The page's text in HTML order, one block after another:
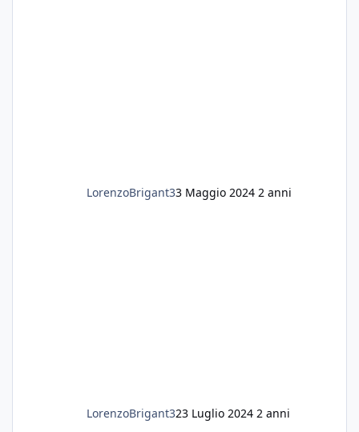
LorenzoBrigant33 Maggio 2024 2 anni
LorenzoBrigant323 Luglio 2024 2 anni